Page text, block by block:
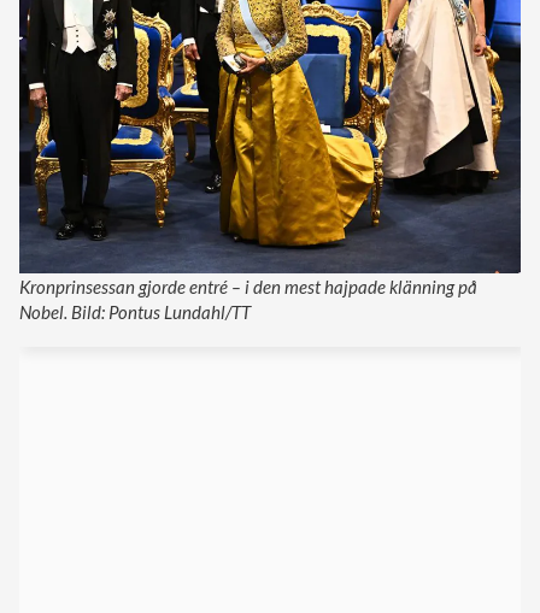
Kronprinsessan gjorde entré – i den mest hajpade klänning på
Nobel. Bild: Pontus Lundahl/TT